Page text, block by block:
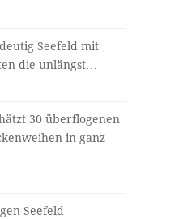
Seefeld mit
die unlängst…
30 überflogenen
in ganz
Seefeld